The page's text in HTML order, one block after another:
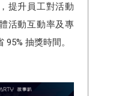
提升員工對活動
活動互動率及專
抽獎時間。